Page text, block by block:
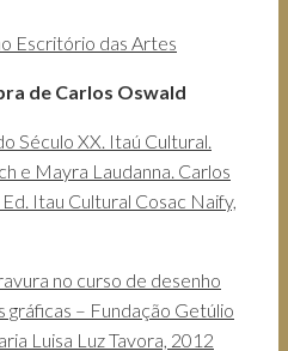
Escritório das Artes
de Carlos Oswald
Século XX. Itaú Cultural.
e Mayra Laudanna. Carlos
Itau Cultural Cosac Naify,
no curso de desenho
gráficas – Fundação Getúlio
Luisa Luz Tavora, 2012